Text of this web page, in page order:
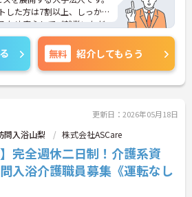
した方は7割以上、しっか
ため安心してご就業いただ
くて困っている方に、手を
もやりがいのあるお仕事
、面接対策ポイントなど、
しますのでお気軽にご相談
無料 紹介してもらう
更新日：2026年05月18日
問入浴山梨 株式会社ASCare
完全週休二日制！介護系資
入浴介護職員募集《運転なし